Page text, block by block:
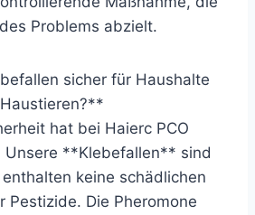
Problems abzielt.
sicher für Haushalte
hat bei Haierc PCO
Unsere **Klebefallen** sind
keine schädlichen
Pestizide. Die Pheromone